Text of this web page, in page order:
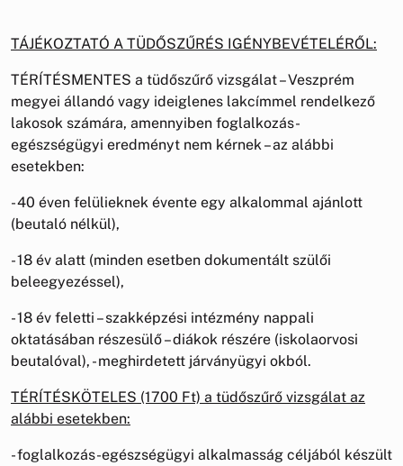
TÁJÉKOZTATÓ A TÜDŐSZŰRÉS IGÉNYBEVÉTELÉRŐL:
TÉRÍTÉSMENTES a tüdőszűrő vizsgálat – Veszprém
megyei állandó vagy ideiglenes lakcímmel rendelkező
lakosok számára, amennyiben foglalkozás-
egészségügyi eredményt nem kérnek – az alábbi
esetekben:
- 40 éven felülieknek évente egy alkalommal ajánlott
(beutaló nélkül),
- 18 év alatt (minden esetben dokumentált szülői
beleegyezéssel),
- 18 év feletti – szakképzési intézmény nappali
oktatásában részesülő – diákok részére (iskolaorvosi
beutalóval), - meghirdetett járványügyi okból.
TÉRÍTÉSKÖTELES (1700 Ft) a tüdőszűrő vizsgálat az
alábbi esetekben:
- foglalkozás-egészségügyi alkalmasság céljából készült